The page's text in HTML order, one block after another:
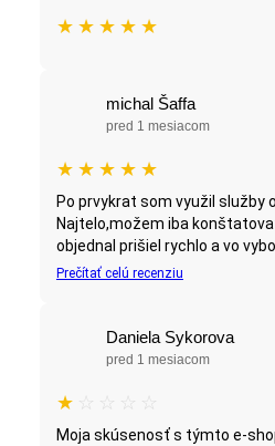
★ ★ ★ ★ ★
michal Šaffa
pred 1 mesiacom
★ ★ ★ ★ ★
Po prvykrat som využil služby
Najtelo,možem iba
objednal prišiel rychlo a vo
Prečítať celú recenziu
Daniela Sykorova
pred 1 mesiacom
★ ☆ ☆ ☆ ☆
Moja skúsenosť s týmto e-